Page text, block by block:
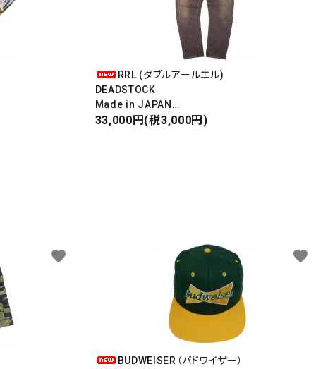
RRL (ダブルアールエル)
DEADSTOCK
Made in JAPAN
DAMAGE DENIM PANTS
33,000円(税3,000円)
favorite
BUDWEISER（バドワイザー）
favorite